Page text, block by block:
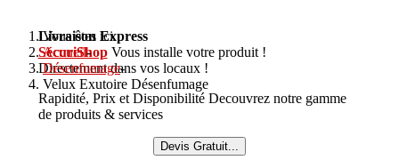
Vous êtes ici :
Accueil-
Désenfumage-
Velux Exutoire Désenfumage
Livraison Express
SécuriShopVous installe votre produit !
Directement dans vos locaux !
Rapidité, Prix et Disponibilité Decouvrez notre gamme
de produits & services
Devis Gratuit...